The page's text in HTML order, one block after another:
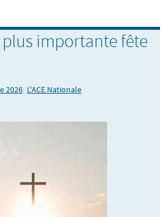
plus importante fête
2026, L'ACE Nationale